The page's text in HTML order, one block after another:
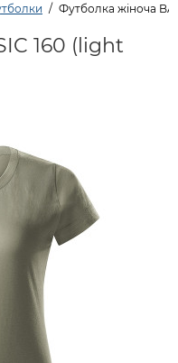
Футболка жіноча
160 (light